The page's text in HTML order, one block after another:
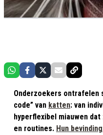
Onderzoekers ontrafelen
code” van katten: van
hyperflexibel miauwen
en routines. Hun